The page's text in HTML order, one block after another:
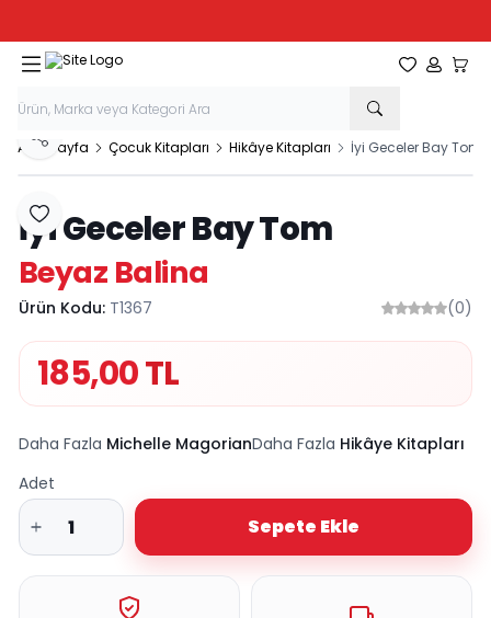
Favorilerim
Hesabım
Ana Sayfa Çocuk Kitapları Hikâye Kitapları İyi Geceler Bay Tom
Favoriye Ekle
Paylaş
İyi Geceler Bay Tom
Beyaz Balina
Ürün Kodu: T1367 (0)
185,00TL
Daha Fazla Michelle MagorianDaha Fazla Hikâye Kitapları
Adet
Sepete Ekle